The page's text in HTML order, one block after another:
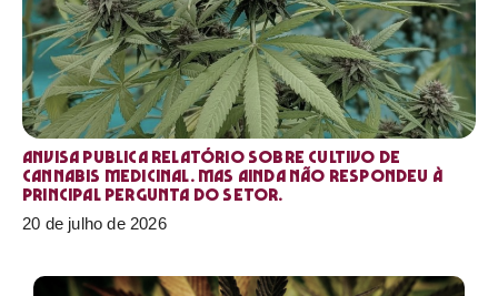
Anvisa publica relatório sobre cultivo de
Cannabis medicinal. Mas ainda não respondeu à
principal pergunta do setor.
20 de julho de 2026